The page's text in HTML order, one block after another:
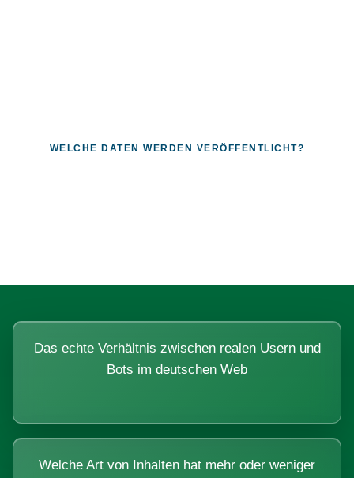
WELCHE DATEN WERDEN VERÖFFENTLICHT?
Das echte Verhältnis zwischen realen Usern und
Bots im deutschen Web
Welche Art von Inhalten hat mehr oder weniger